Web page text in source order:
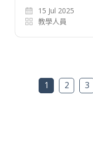
15 Jul 2025
教學人員
1 2 3